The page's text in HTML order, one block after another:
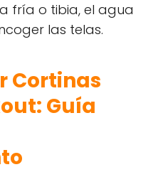
fría o tibia, el agua
las telas.
Cortinas
Guía